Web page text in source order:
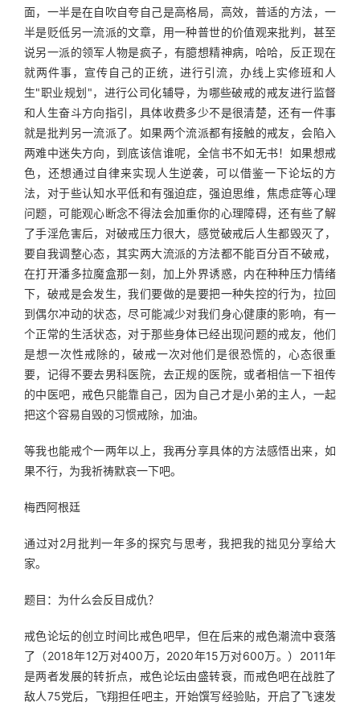
面，一半是在自吹自夸自己是高格局，高效，普适的方法，一
半是贬低另一流派的文章，用一种普世的价值观来批判，甚至
说另一派的领军人物是疯子，有臆想精神病，哈哈，反正现在
就两件事，宣传自己的正统，进行引流，办线上实修班和人
生"职业规划"，进行公司化辅导，为哪些破戒的戒友进行监督
和人生奋斗方向指引，具体收费多少不是很清楚，还有一件事
就是批判另一流派了。如果两个流派都有接触的戒友，会陷入
两难中迷失方向，到底该信谁呢，全信书不如无书！如果想戒
色，还想通过自律来实现人生逆袭，可以借鉴一下论坛的方
法，对于些认知水平低和有强迫症，强迫思维，焦虑症等心理
问题，可能观心断念不得法会加重你的心理障碍，还有些了解
了手淫危害后，对破戒压力很大，感觉破戒后人生都毁灭了，
要自我调整心态，其实两大流派的方法都不能百分百不破戒，
在打开潘多拉魔盒那一刻，加上外界诱惑，内在种种压力情绪
下，破戒是会发生，我们要做的是要把一种失控的行为，拉回
到偶尔冲动的状态，尽可能减少对我们身心健康的影响，有一
个正常的生活状态，对于那些身体已经出现问题的戒友，他们
是想一次性戒除的，破戒一次对他们是很恐慌的，心态很重
要，记得不要去男科医院，去正规的医院，或者相信一下祖传
的中医吧，戒色只能靠自己，因为自己才是小弟的主人，一起
把这个容易自毁的习惯戒除，加油。
等我也能戒个一两年以上，我再分享具体的方法感悟出来，如
果不行，为我祈祷默哀一下吧。
梅西阿根廷
通过对2月批判一年多的探究与思考，我把我的拙见分享给大
家。
题目：为什么会反目成仇？
戒色论坛的创立时间比戒色吧早，但在后来的戒色潮流中衰落
了（2018年12万对400万，2020年15万对600万。）2011年
是两者发展的转折点，戒色论坛由盛转衰，而戒色吧在战胜了
敌人75党后，飞翔担任吧主，开始馔写经验贴，开启了飞速发